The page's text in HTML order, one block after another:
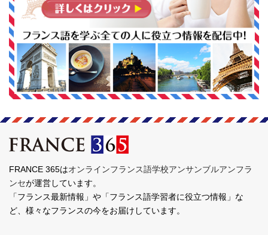
FRANCE 365はオンラインフランス語学校アンサンブルアンフラ
ンセが運営しています。
「フランス最新情報」や「フランス語学習者に役立つ情報」な
ど、様々なフランスの今をお届けしています。